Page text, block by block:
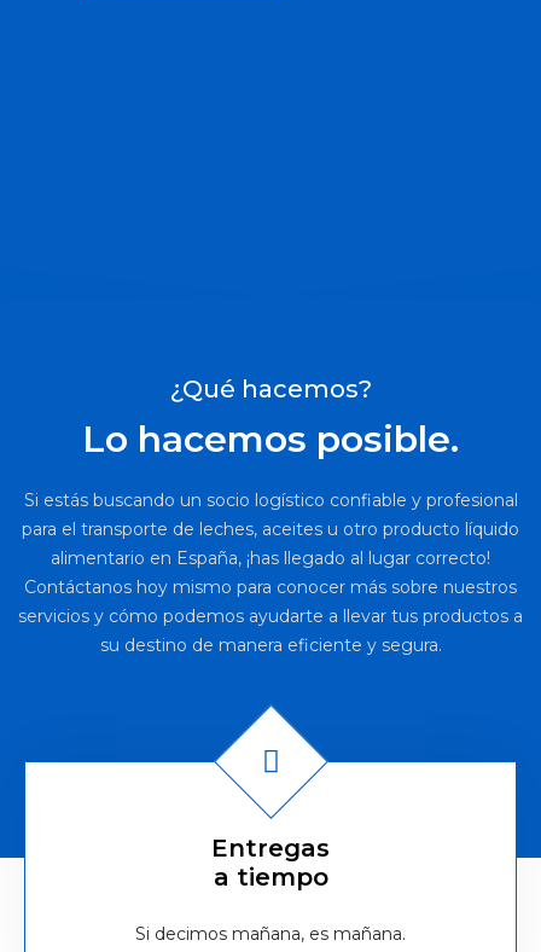
¿Qué hacemos?
Lo hacemos posible.
Si estás buscando un socio logístico confiable y profesional
para el transporte de leches, aceites u otro producto líquido
alimentario en España, ¡has llegado al lugar correcto!
Contáctanos hoy mismo para conocer más sobre nuestros
servicios y cómo podemos ayudarte a llevar tus productos a
su destino de manera eficiente y segura.
Entregas
a tiempo
Si decimos mañana, es mañana.